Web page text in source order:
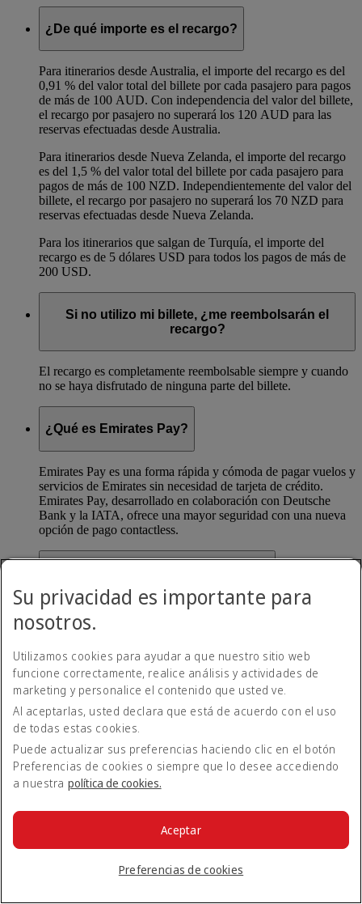
¿De qué importe es el recargo?
Para itinerarios desde Australia, el importe del recargo es del
0,91 % del valor total del billete por cada pasajero para pagos
de más de 100 AUD. Con independencia del valor del billete,
el recargo por pasajero no superará los 120 AUD para las
reservas efectuadas desde Australia.
Para itinerarios desde Nueva Zelanda, el importe del recargo
es del 1,5 % del valor total del billete por cada pasajero para
pagos de más de 100 NZD. Independientemente del valor del
billete, el recargo por pasajero no superará los 70 NZD para
reservas efectuadas desde Nueva Zelanda.
Para los itinerarios que salgan de Turquía, el importe del
recargo es de 5 dólares USD para todos los pagos de más de
200 USD.
Si no utilizo mi billete, ¿me reembolsarán el
recargo?
El recargo es completamente reembolsable siempre y cuando
no se haya disfrutado de ninguna parte del billete.
¿Qué es Emirates Pay?
Emirates Pay es una forma rápida y cómoda de pagar vuelos y
servicios de Emirates sin necesidad de tarjeta de crédito.
Emirates Pay, desarrollado en colaboración con Deutsche
Bank y la IATA, ofrece una mayor seguridad con una nueva
opción de pago contactless.
Cuando reserve un vuelo en emirates.com, tendrá
automáticamente la opción de pagar con Emirates Pay. Puede
completar su reserva.
Volver a Todos los temas Volver arriba
Todos los temas de preguntas frecuentes
Acerca de Emirates
En el aeropuerto
Alteraciones de viaje
Nuestros otros productos
Equipaje y objetos perdidos
Cancelar o cambiar una reserva
Su privacidad es importante para
nosotros.
Utilizamos cookies para ayudar a que nuestro sitio web
funcione correctamente, realice análisis y actividades de
marketing y personalice el contenido que usted ve.
Al aceptarlas, usted declara que está de acuerdo con el uso
de todas estas cookies.
Puede actualizar sus preferencias haciendo clic en el botón
Preferencias de cookies o siempre que lo desee accediendo
a nuestra política de cookies.
Preferencias de cookies
Aceptar